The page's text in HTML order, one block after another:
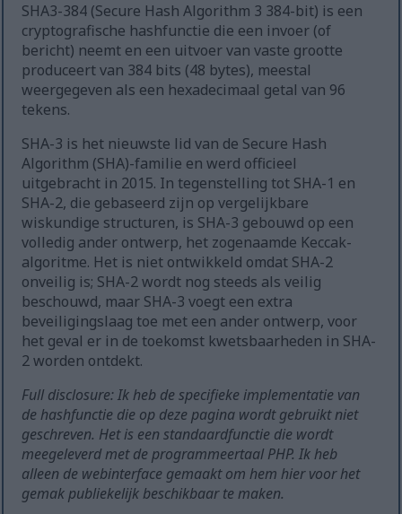
SHA3-384 (Secure Hash Algorithm 3 384-bit) is een
cryptografische hashfunctie die een invoer (of
bericht) neemt en een uitvoer van vaste grootte
produceert van 384 bits (48 bytes), meestal
weergegeven als een hexadecimaal getal van 96
tekens.
SHA-3 is het nieuwste lid van de Secure Hash
Algorithm (SHA)-familie en werd officieel
uitgebracht in 2015. In tegenstelling tot SHA-1 en
SHA-2, die gebaseerd zijn op vergelijkbare
wiskundige structuren, is SHA-3 gebouwd op een
volledig ander ontwerp, het zogenaamde Keccak-
algoritme. Het is niet ontwikkeld omdat SHA-2
onveilig is; SHA-2 wordt nog steeds als veilig
beschouwd, maar SHA-3 voegt een extra
beveiligingslaag toe met een ander ontwerp, voor
het geval er in de toekomst kwetsbaarheden in SHA-
2 worden ontdekt.
Full disclosure: Ik heb de specifieke implementatie van
de hashfunctie die op deze pagina wordt gebruikt niet
geschreven. Het is een standaardfunctie die wordt
meegeleverd met de programmeertaal PHP. Ik heb
alleen de webinterface gemaakt om hem hier voor het
gemak publiekelijk beschikbaar te maken.